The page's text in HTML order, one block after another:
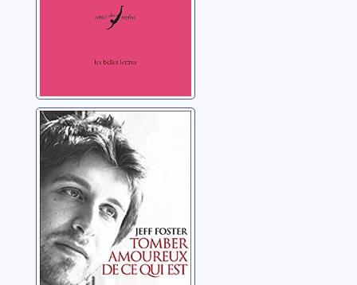
Tomber
amoureux de ce
qui est
Foster, Jeff